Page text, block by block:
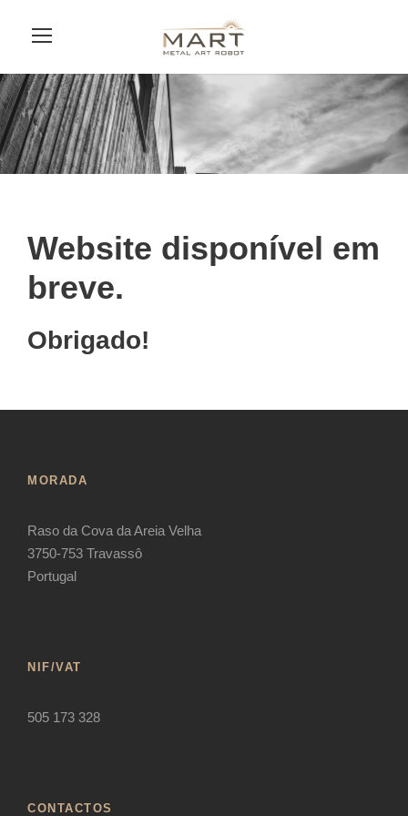
Website disponível em
breve.
Obrigado!
MORADA
Raso da Cova da Areia Velha
3750-753 Travassô
Portugal
NIF/VAT
505 173 328
CONTACTOS